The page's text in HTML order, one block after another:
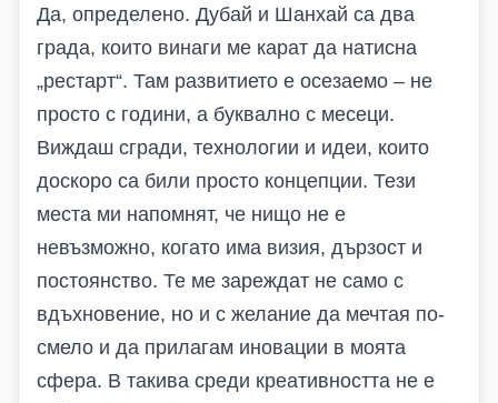
Да, определено. Дубай и Шанхай са два
града, които винаги ме карат да натисна
„рестарт“. Там развитието е осезаемо – не
просто с години, а буквално с месеци.
Виждаш сгради, технологии и идеи, които
доскоро са били просто концепции. Тези
места ми напомнят, че нищо не е
невъзможно, когато има визия, дързост и
постоянство. Те ме зареждат не само с
вдъхновение, но и с желание да мечтая по-
смело и да прилагам иновации в моята
сфера. В такива среди креативността не е